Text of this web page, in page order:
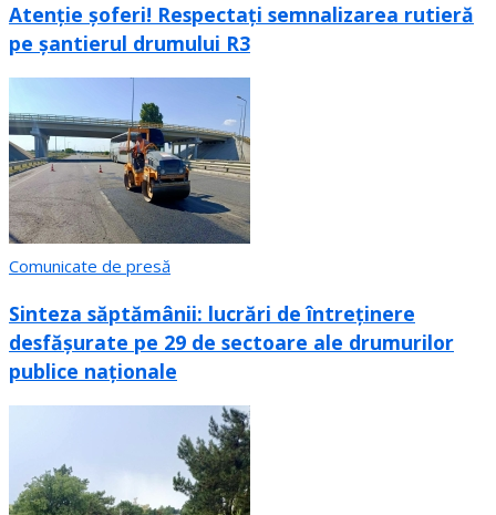
Atenție șoferi! Respectați semnalizarea rutieră
pe șantierul drumului R3
Comunicate de presă
Sinteza săptămânii: lucrări de întreținere
desfășurate pe 29 de sectoare ale drumurilor
publice naționale